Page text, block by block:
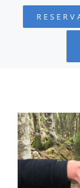
FUNDACIÓN
RECURSOS